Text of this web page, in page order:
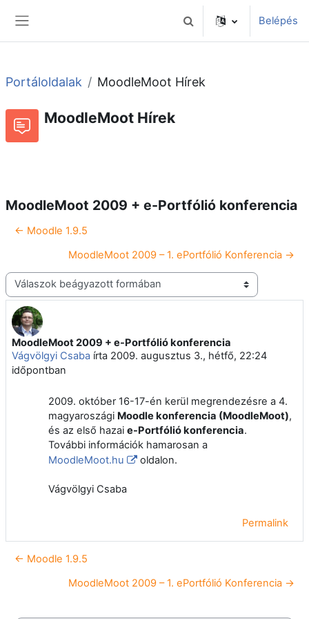
Keresési bemeneti adatok
Belépés
Portáloldalak MoodleMoot Hírek
MoodleMoot Hírek
MoodleMoot 2009 + e-Portfólió konferencia
← Moodle 1.9.5
MoodleMoot 2009 – 1. ePortfólió Konferencia →
Megjelenítési mód
MoodleMoot 2009 + e-Portfólió konferencia
Vágvölgyi Csaba írta 2009. augusztus 3., hétfő, 22:24
időpontban
Válaszok szám: 0
2009. október 16-17-én kerül megrendezésre a 4.
magyaroszági Moodle konferencia (MoodleMoot),
és az első hazai e-Portfólió konferencia.
További információk hamarosan a
MoodleMoot.hu
oldalon.
Vágvölgyi Csaba
Permalink
← Moodle 1.9.5
MoodleMoot 2009 – 1. ePortfólió Konferencia →